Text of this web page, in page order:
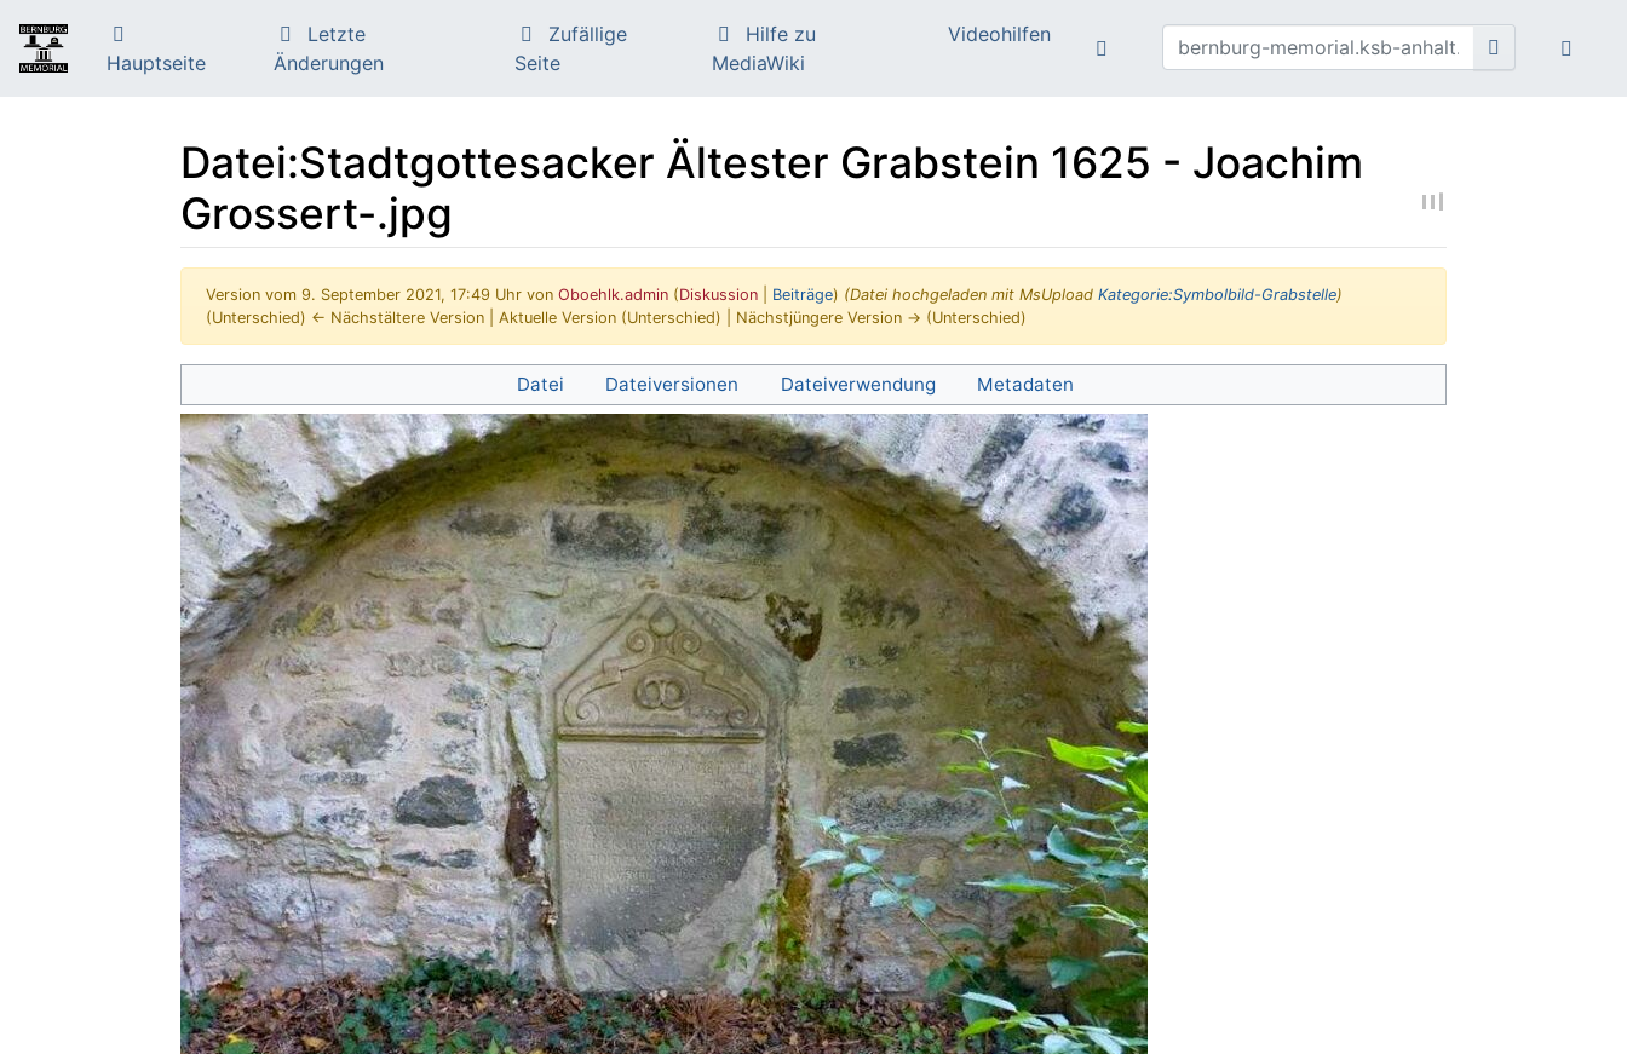
Hauptseite
Letzte
Änderungen
Zufällige
Seite
Hilfe zu
MediaWiki
Videohilfen
Datei:Stadtgottesacker Ältester Grabstein 1625 - Joachim
Grossert-.jpg
Version vom 9. September 2021, 17:49 Uhr von Oboehlk.admin (Diskussion Beiträge) (Datei hochgeladen mit MsUpload Kategorie:Symbolbild-Grabstelle)
(Unterschied) ← Nächstältere Version | Aktuelle Version (Unterschied) | Nächstjüngere Version → (Unterschied)
Datei Dateiversionen Dateiverwendung Metadaten